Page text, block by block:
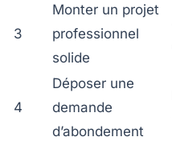
3
Monter un projet
professionnel
solide
4
Déposer une
demande
d’abondement